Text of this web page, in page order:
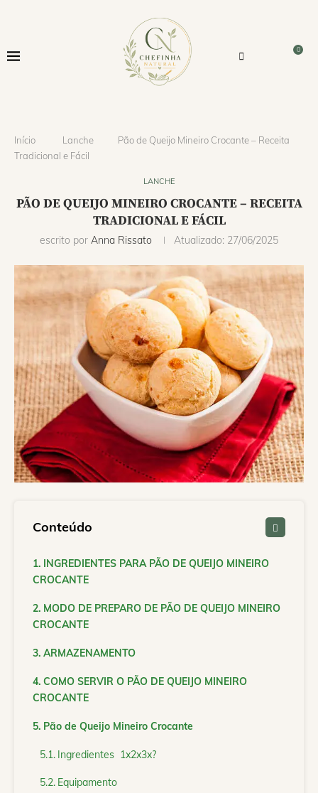
0
Início Lanche
Pão de Queijo Mineiro Crocante – Receita
Tradicional e Fácil
LANCHE
PÃO DE QUEIJO MINEIRO CROCANTE – RECEITA
TRADICIONAL E FÁCIL
escrito por Anna Rissato Atualizado: 27/06/2025
Conteúdo
INGREDIENTES PARA PÃO DE QUEIJO MINEIRO
CROCANTE
MODO DE PREPARO DE PÃO DE QUEIJO MINEIRO
CROCANTE
ARMAZENAMENTO
COMO SERVIR O PÃO DE QUEIJO MINEIRO
CROCANTE
Pão de Queijo Mineiro Crocante
Ingredientes 1x2x3x?
Equipamento